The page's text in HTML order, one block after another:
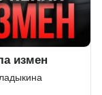
измен